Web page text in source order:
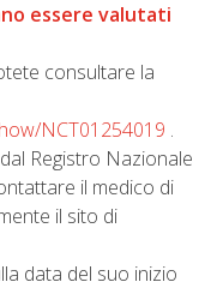
essere valutati
consultare la
NCT01254019 .
Registro Nazionale
il medico di
il sito di
data del suo inizio